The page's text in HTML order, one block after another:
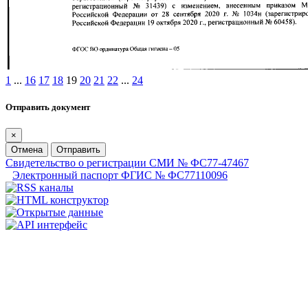
1 ... 16 17 18 19 20 21 22 ... 24
Отправить документ
×
Отмена
Отправить
Свидетельство о регистрации СМИ № ФС77-47467
Электронный паспорт ФГИС № ФС77110096